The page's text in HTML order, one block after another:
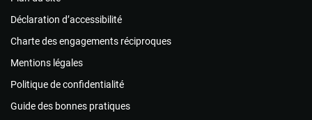
Déclaration d’accessibilité
Charte des engagements réciproques
Mentions légales
Politique de confidentialité
Guide des bonnes pratiques